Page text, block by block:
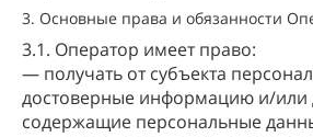
3. Основные права и обязанности
3.1. Оператор имеет право:
— получать от субъекта
достоверные информацию и/или
содержащие персональные